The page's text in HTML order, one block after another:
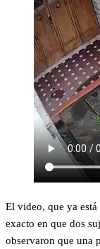
El video, que ya
exacto en que dos
observaron que una